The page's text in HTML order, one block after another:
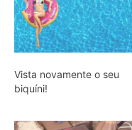
Vista novamente o seu
biquíni!